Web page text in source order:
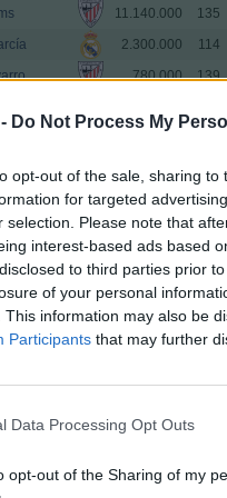
Do Not Process My
opt-out of the sale, sharing
for targeted
selection. Please note that
interest-based ads based
to third parties prior
of your personal
This information may also be
Participants that may further
Data Processing Opt Outs
opt-out of the Sharing of my
11.140.000 135
2.300.000 114
780.000 139
1.730.000 157
1.470.000 169
11.040.000 190
5.820.000 136
4.390.000 167
2.110.000 139
3.060.000 85
2.310.000
5.850.000 121